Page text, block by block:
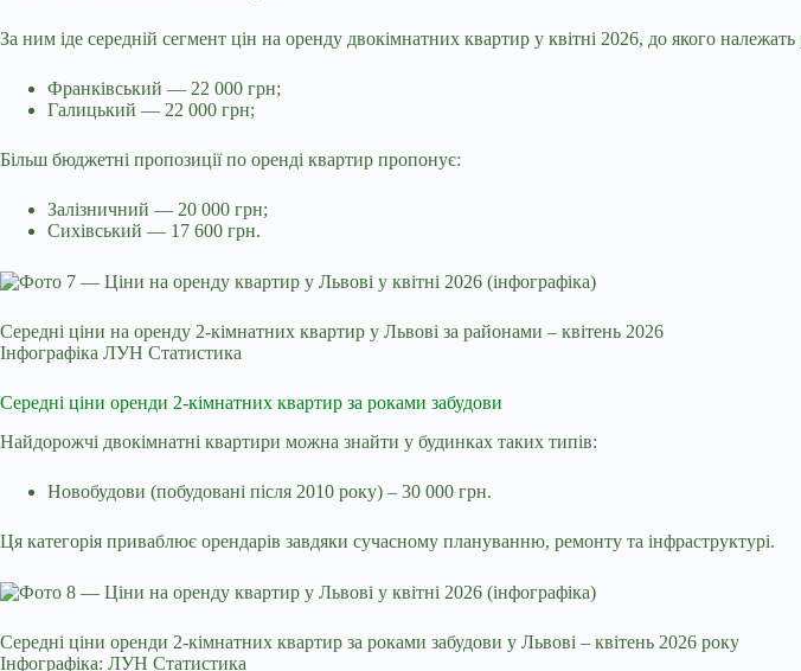
За ним іде середній сегмент цін на оренду двокімнатних квартир у квітні 2026, до якого
Франківський — 22 000 грн;
Галицький — 22 000 грн;
Більш бюджетні пропозиції по оренді квартир пропонує:
Залізничний — 20 000 грн;
Сихівський — 17 600 грн.
Середні ціни на оренду 2-кімнатних квартир у Львові за районами – квітень 2026
Інфографіка ЛУН Статистика
Середні ціни оренди 2-кімнатних квартир за роками забудови
Найдорожчі двокімнатні квартири можна знайти у будинках таких типів:
Новобудови (побудовані після 2010 року) – 30 000 грн.
Ця категорія приваблює орендарів завдяки сучасному плануванню, ремонту та інфраструктурі.
Середні ціни оренди 2-кімнатних квартир за роками забудови у Львові – квітень 2026 року
Інфографіка: ЛУН Статистика